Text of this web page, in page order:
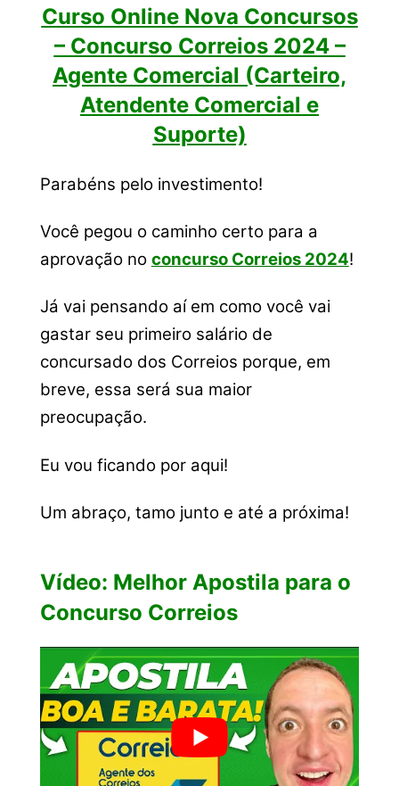
Curso Online Nova Concursos
– Concurso Correios 2024 –
Agente Comercial (Carteiro,
Atendente Comercial e
Suporte)
Parabéns pelo investimento!
Você pegou o caminho certo para a
aprovação no concurso Correios 2024!
Já vai pensando aí em como você vai
gastar seu primeiro salário de
concursado dos Correios porque, em
breve, essa será sua maior
preocupação.
Eu vou ficando por aqui!
Um abraço, tamo junto e até a próxima!
Vídeo: Melhor Apostila para o
Concurso Correios